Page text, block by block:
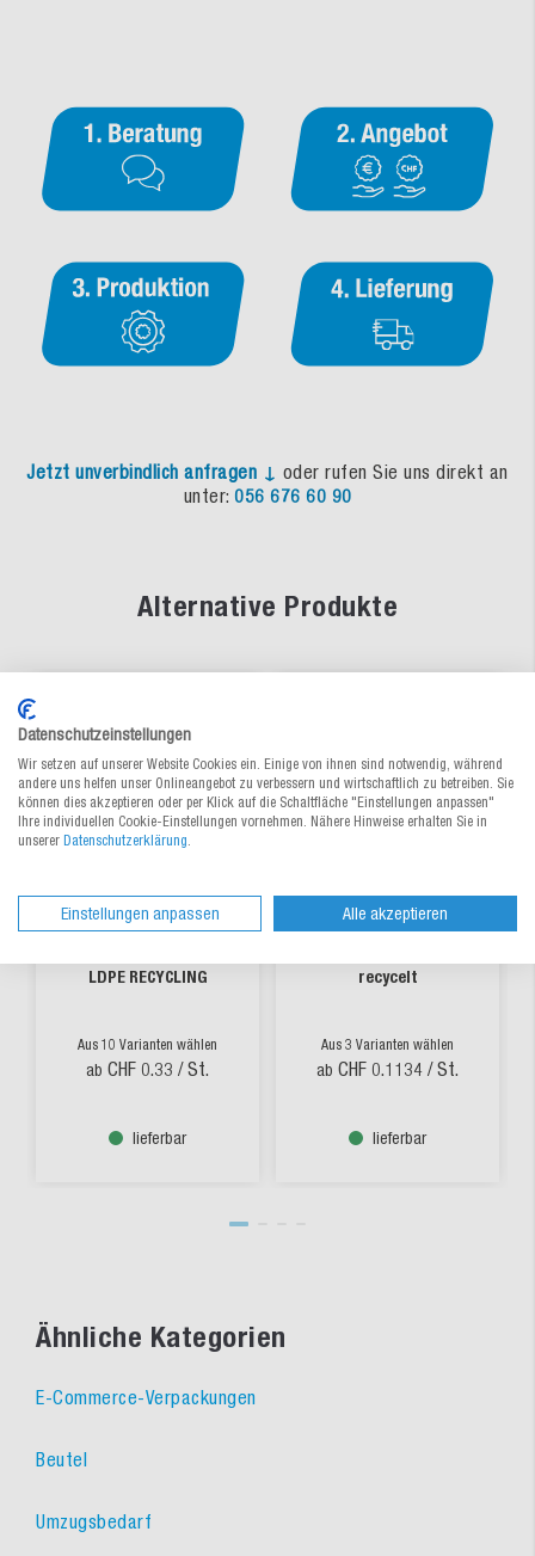
Jetzt unverbindlich anfragen ↓ oder rufen Sie uns direkt an
unter: 056 676 60 90
Alternative Produkte
LDPE RECYCLING
Aus 10 Varianten wählen
ab CHF 0.33 / St.
lieferbar
recycelt
Aus 3 Varianten wählen
ab CHF 0.1134 / St.
lieferbar
Ähnliche Kategorien
E-Commerce-Verpackungen
Beutel
Umzugsbedarf
Datenschutzeinstellungen
Wir setzen auf unserer Website Cookies ein. Einige von ihnen sind notwendig, während
andere uns helfen unser Onlineangebot zu verbessern und wirtschaftlich zu betreiben. Sie
können dies akzeptieren oder per Klick auf die Schaltfläche "Einstellungen anpassen"
Ihre individuellen Cookie-Einstellungen vornehmen. Nähere Hinweise erhalten Sie in
unserer Datenschutzerklärung.
Einstellungen anpassen Alle akzeptieren